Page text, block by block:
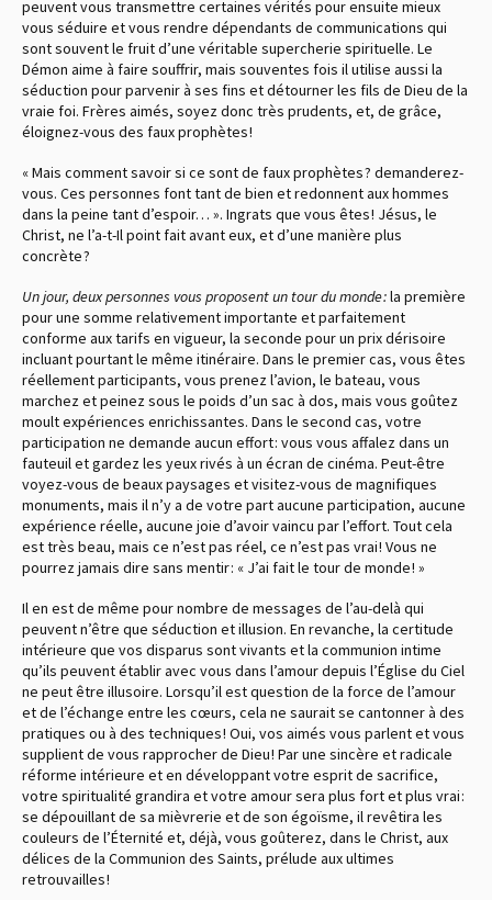
peuvent vous transmettre certaines vérités pour ensuite mieux
vous séduire et vous rendre dépendants de communications qui
sont souvent le fruit d’une véritable supercherie spirituelle. Le
Démon aime à faire souffrir, mais souventes fois il utilise aussi la
séduction pour parvenir à ses fins et détourner les fils de Dieu de la
vraie foi. Frères aimés, soyez donc très prudents, et, de grâce,
éloignez-vous des faux prophètes !
« Mais comment savoir si ce sont de faux prophètes ? demanderez-
vous. Ces personnes font tant de bien et redonnent aux hommes
dans la peine tant d’espoir… ». Ingrats que vous êtes ! Jésus, le
Christ, ne l’a-t-Il point fait avant eux, et d’une manière plus
concrète ?
Un jour, deux personnes vous proposent un tour du monde :la première
pour une somme relativement importante et parfaitement
conforme aux tarifs en vigueur, la seconde pour un prix dérisoire
incluant pourtant le même itinéraire. Dans le premier cas, vous êtes
réellement participants, vous prenez l’avion, le bateau, vous
marchez et peinez sous le poids d’un sac à dos, mais vous goûtez
moult expériences enrichissantes. Dans le second cas, votre
participation ne demande aucun effort : vous vous affalez dans un
fauteuil et gardez les yeux rivés à un écran de cinéma. Peut-être
voyez-vous de beaux paysages et visitez-vous de magnifiques
monuments, mais il n’y a de votre part aucune participation, aucune
expérience réelle, aucune joie d’avoir vaincu par l’effort. Tout cela
est très beau, mais ce n’est pas réel, ce n’est pas vrai ! Vous ne
pourrez jamais dire sans mentir : « J’ai fait le tour de monde ! »
Il en est de même pour nombre de messages de l’au-delà qui
peuvent n’être que séduction et illusion. En revanche, la certitude
intérieure que vos disparus sont vivants et la communion intime
qu’ils peuvent établir avec vous dans l’amour depuis l’Église du Ciel
ne peut être illusoire. Lorsqu’il est question de la force de l’amour
et de l’échange entre les cœurs, cela ne saurait se cantonner à des
pratiques ou à des techniques ! Oui, vos aimés vous parlent et vous
supplient de vous rapprocher de Dieu ! Par une sincère et radicale
réforme intérieure et en développant votre esprit de sacrifice,
votre spiritualité grandira et votre amour sera plus fort et plus vrai :
se dépouillant de sa mièvrerie et de son égoïsme, il revêtira les
couleurs de l’Éternité et, déjà, vous goûterez, dans le Christ, aux
délices de la Communion des Saints, prélude aux ultimes
retrouvailles !